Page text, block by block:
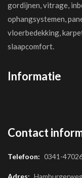
gordijnen, vitrage,
ophangsystemen,
vloerbedekking,
slaapcomfort.
Informatie
Contact
Telefoon: 0341-
Adres: